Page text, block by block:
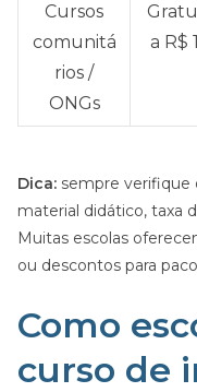
Cursos
comunitá
rios /
ONGs
a R$
Dica: sempre verifique
material didático, taxa
Muitas escolas
ou descontos para
Como
curso de